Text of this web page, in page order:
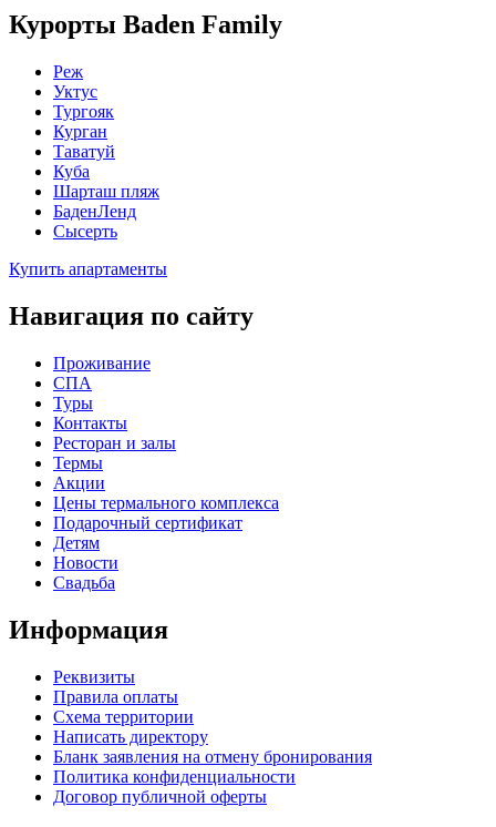
Курорты Baden Family
Реж
Уктус
Тургояк
Курган
Таватуй
Куба
Шарташ пляж
БаденЛенд
Сысерть
Купить апартаменты
Навигация по сайту
Проживание
СПА
Туры
Контакты
Ресторан и залы
Термы
Акции
Цены термального комплекса
Подарочный сертификат
Детям
Новости
Свадьба
Информация
Реквизиты
Правила оплаты
Схема территории
Написать директору
Бланк заявления на отмену бронирования
Политика конфиденциальности
Договор публичной оферты